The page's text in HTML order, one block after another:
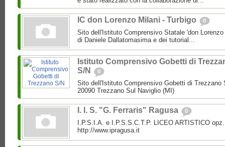
IC don Lorenzo Milani - Turbigo 0
Sito dell'Istituto Comprensivo Statale 'don
di Daniele Dallatomasima e dei tutorial...
Istituto Comprensivo Gobetti di
S/N
0
Sito dell'Istituto Comprensivo Gobetti di Trezzano
20090 Trezzano Sul Naviglio (MI)
I. I. S. "G. Ferraris" Ragusa 0
I.P.S.I.A. e I.P.S.S.C.T.P. LICEO ARTISTICO
http://www.ipragusa.it